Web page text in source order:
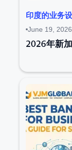
印度的业务
June 19, 2026
2026年新